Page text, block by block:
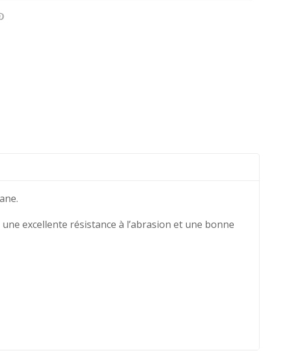
excellente résistance à l’abrasion et une bonne